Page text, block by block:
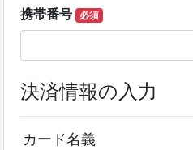
携帯番号 必須
決済情報の入力